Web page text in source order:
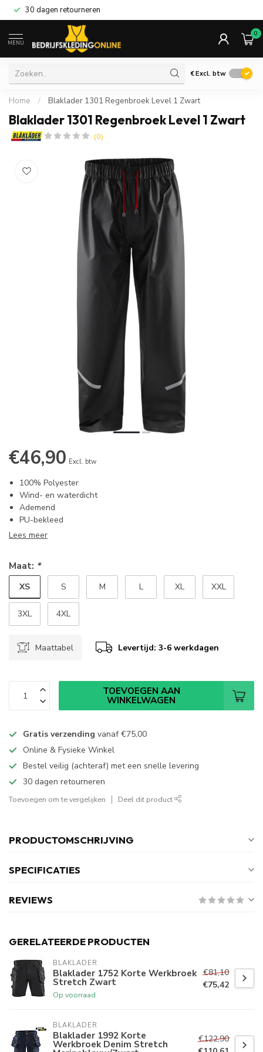
30 dagen retourneren
MENU
0
€Excl. btw
Home / Blaklader 1301 Regenbroek Level 1 Zwart
Blaklader 1301 Regenbroek Level 1 Zwart
(0)
€46,90 Excl. btw
100% Polyester
Wind- en waterdicht
Ademend
PU-bekleed
Lees meer
Maat: *
XS S M L XL XXL
3XL 4XL
Maattabel Levertijd: 3-6 werkdagen
TOEVOEGEN AAN
WINKELWAGEN
Gratis verzending vanaf€75,00
Online & Fysieke Winkel
Bestel veilig (achteraf) met een snelle levering
30 dagen retourneren
Toevoegen om te vergelijken Deel dit product
PRODUCTOMSCHRIJVING
SPECIFICATIES
REVIEWS
GERELATEERDE PRODUCTEN
BLAKLADER
Blaklader 1752 Korte Werkbroek
Stretch Zwart
Op voorraad
€81,10
€75,42
BLAKLADER
Blaklader 1992 Korte
Werkbroek Denim Stretch
€122,90